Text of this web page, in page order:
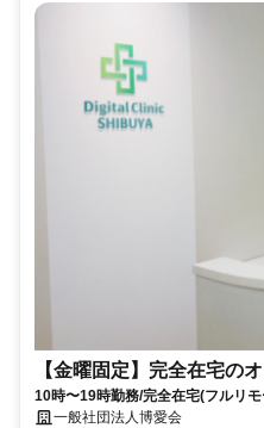
【金曜固定】完全在宅の
10時〜19時勤務/完全在宅(フルリ
業務一般社団法人博愛会